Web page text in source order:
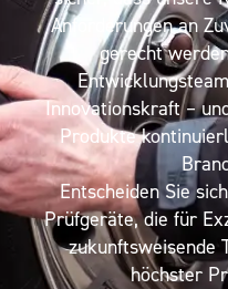
Anforderungen an
gerecht
Innovationskraft –
Produkte
Entscheiden Sie
Prüfgeräte, die für
zukunftsweisende
höchster